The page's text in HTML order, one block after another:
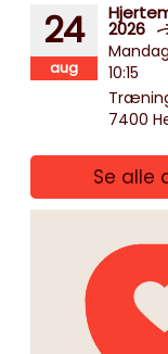
24
aug
2026
10:15
7400
Se alle